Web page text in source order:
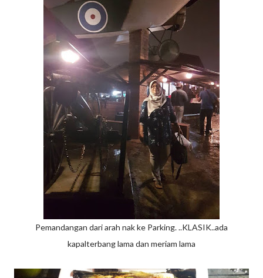
Pemandangan dari arah nak ke Parking. ..KLASIK..ada
kapalterbang lama dan meriam lama